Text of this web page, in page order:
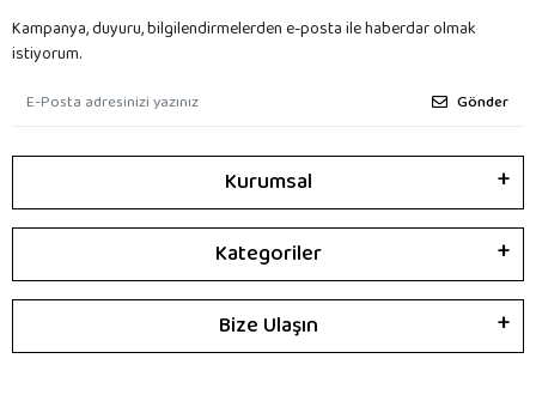
Kampanya, duyuru, bilgilendirmelerden e-posta ile haberdar olmak
istiyorum.
Gönder
Kurumsal
Kategoriler
Bize Ulaşın